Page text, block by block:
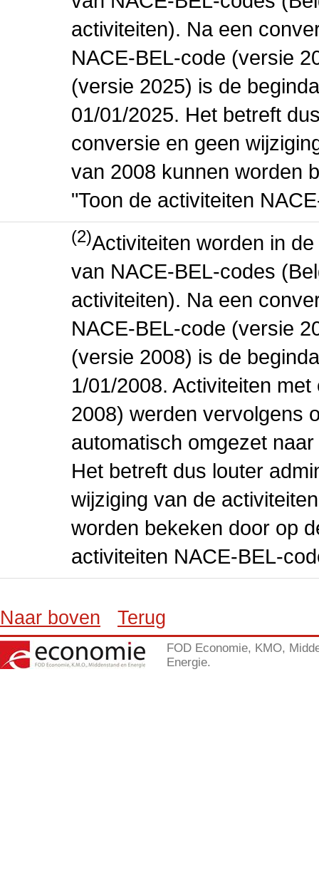
activiteiten). Na een
NACE-BEL-code (versie
(versie 2025) is de
01/01/2025. Het betreft
conversie en geen
van 2008 kunnen worden
"Toon de activiteiten
(2)Activiteiten worden in
van NACE-BEL-codes
activiteiten). Na een
NACE-BEL-code (versie
(versie 2008) is de
1/01/2008. Activiteiten
2008) werden vervolgens
automatisch omgezet
Het betreft dus louter
wijziging van de
worden bekeken door op
activiteiten NACE-BEL-
Naar boven Terug
FOD Economie, KMO,
Energie.